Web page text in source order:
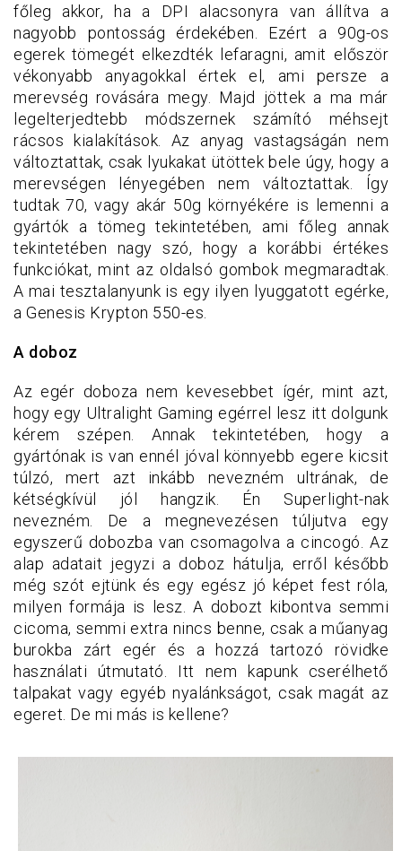
főleg akkor, ha a DPI alacsonyra van állítva a
nagyobb pontosság érdekében. Ezért a 90g-os
egerek tömegét elkezdték lefaragni, amit először
vékonyabb anyagokkal értek el, ami persze a
merevség rovására megy. Majd jöttek a ma már
legelterjedtebb módszernek számító méhsejt
rácsos kialakítások. Az anyag vastagságán nem
változtattak, csak lyukakat ütöttek bele úgy, hogy a
merevségen lényegében nem változtattak. Így
tudtak 70, vagy akár 50g környékére is lemenni a
gyártók a tömeg tekintetében, ami főleg annak
tekintetében nagy szó, hogy a korábbi értékes
funkciókat, mint az oldalsó gombok megmaradtak.
A mai tesztalanyunk is egy ilyen lyuggatott egérke,
a Genesis Krypton 550-es.
A doboz
Az egér doboza nem kevesebbet ígér, mint azt,
hogy egy Ultralight Gaming egérrel lesz itt dolgunk
kérem szépen. Annak tekintetében, hogy a
gyártónak is van ennél jóval könnyebb egere kicsit
túlzó, mert azt inkább nevezném ultrának, de
kétségkívül jól hangzik. Én Superlight-nak
nevezném. De a megnevezésen túljutva egy
egyszerű dobozba van csomagolva a cincogó. Az
alap adatait jegyzi a doboz hátulja, erről később
még szót ejtünk és egy egész jó képet fest róla,
milyen formája is lesz. A dobozt kibontva semmi
cicoma, semmi extra nincs benne, csak a műanyag
burokba zárt egér és a hozzá tartozó rövidke
használati útmutató. Itt nem kapunk cserélhető
talpakat vagy egyéb nyalánkságot, csak magát az
egeret. De mi más is kellene?